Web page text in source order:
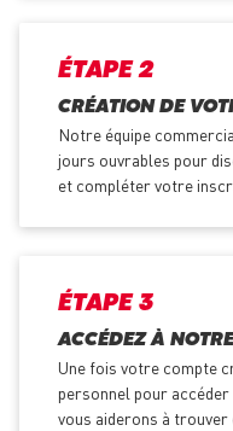
ÉTAPE 2
CRÉATION DE
Notre équipe
jours ouvrables pour
et compléter votre
ÉTAPE 3
ACCÉDEZ À
Une fois votre compte
personnel pour
vous aiderons à